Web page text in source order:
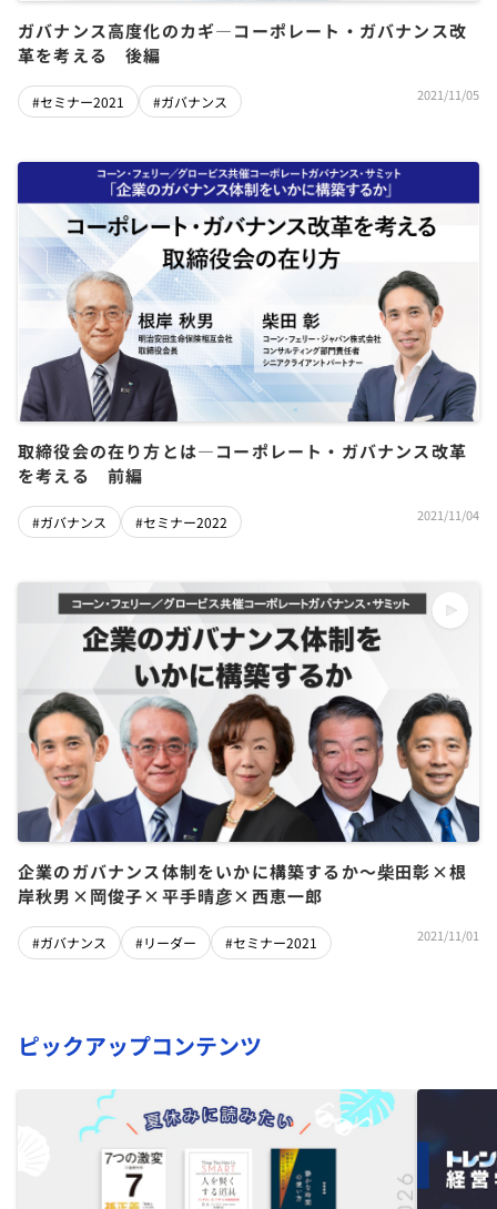
ガバナンス高度化のカギ―コーポレート・ガバナンス改
革を考える 後編
#セミナー2021 #ガバナンス 2021/11/05
取締役会の在り方とは―コーポレート・ガバナンス改革
を考える 前編
#ガバナンス #セミナー2022 2021/11/04
企業のガバナンス体制をいかに構築するか〜柴田彰×根
岸秋男×岡俊子×平手晴彦×西恵一郎
#ガバナンス #リーダー #セミナー2021 2021/11/01
ピックアップコンテンツ